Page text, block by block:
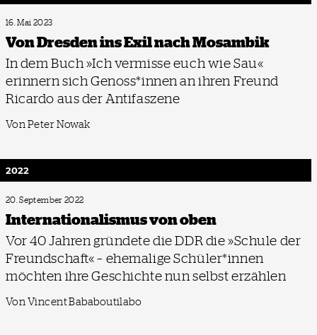
16. Mai 2023
Von Dresden ins Exil nach Mosambik
In dem Buch »Ich vermisse euch wie Sau«
erinnern sich Genoss*innen an ihren Freund
Ricardo aus der Antifaszene
Von Peter Nowak
2022
20. September 2022
Internationalismus von oben
Vor 40 Jahren gründete die DDR die »Schule der
Freundschaft« – ehemalige Schüler*innen
möchten ihre Geschichte nun selbst erzählen
Von Vincent Bababoutilabo